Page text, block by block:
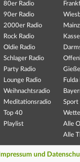
80er Radio
90er Radio
2000er Radio
Rock Radio
Oldie Radio
Schlager Radio
Party Radio
Lounge Radio
Weihnachtsradio
Meditationsradio
Top 40
Playlist
Sport
Alle
Alle
Impressum und